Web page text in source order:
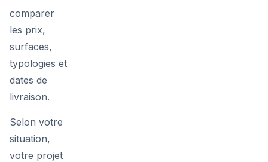
comparer
les prix,
surfaces,
typologies et
dates de
livraison.
Selon votre
situation,
votre projet